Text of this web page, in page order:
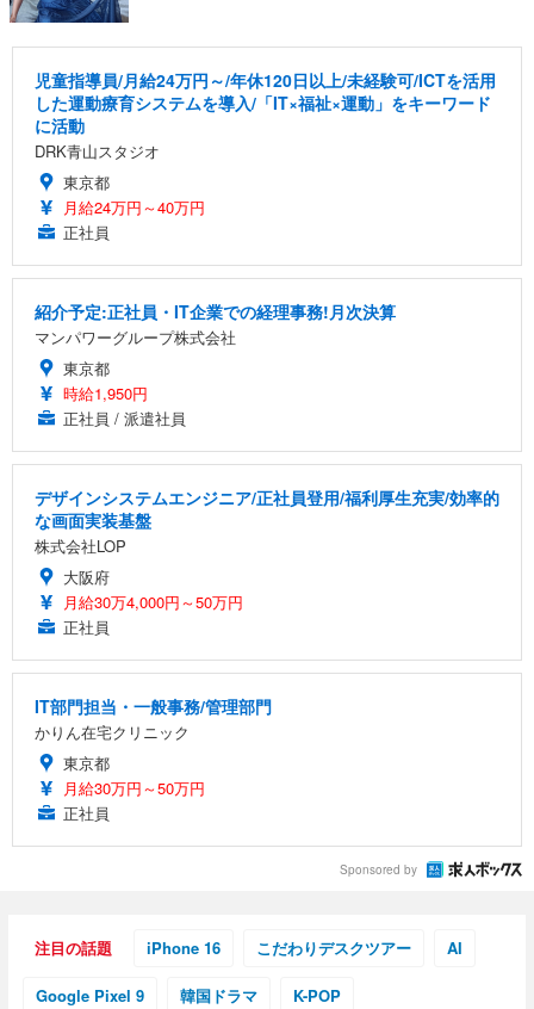
児童指導員/月給24万円～/年休120日以上/未経験可/ICTを活用
した運動療育システムを導入/「IT×福祉×運動」をキーワード
に活動
DRK青山スタジオ
東京都
月給24万円～40万円
正社員
紹介予定:正社員・IT企業での経理事務!月次決算
マンパワーグループ株式会社
東京都
時給1,950円
正社員 / 派遣社員
デザインシステムエンジニア/正社員登用/福利厚生充実/効率的
な画面実装基盤
株式会社LOP
大阪府
月給30万4,000円～50万円
正社員
IT部門担当・一般事務/管理部門
かりん在宅クリニック
東京都
月給30万円～50万円
正社員
Sponsored by
注目の話題 iPhone 16 こだわりデスクツアー AI
Google Pixel 9 韓国ドラマ K-POP